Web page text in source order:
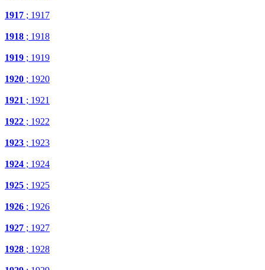
1917 ; 1917
1918 ; 1918
1919 ; 1919
1920 ; 1920
1921 ; 1921
1922 ; 1922
1923 ; 1923
1924 ; 1924
1925 ; 1925
1926 ; 1926
1927 ; 1927
1928 ; 1928